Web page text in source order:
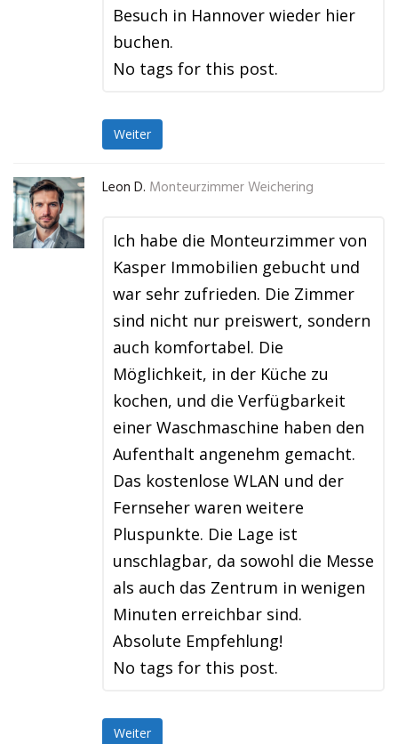
Besuch in Hannover wieder hier
buchen.
No tags for this post.
Weiter
Leon D. Monteurzimmer Weichering
Ich habe die Monteurzimmer von
Kasper Immobilien gebucht und
war sehr zufrieden. Die Zimmer
sind nicht nur preiswert, sondern
auch komfortabel. Die
Möglichkeit, in der Küche zu
kochen, und die Verfügbarkeit
einer Waschmaschine haben den
Aufenthalt angenehm gemacht.
Das kostenlose WLAN und der
Fernseher waren weitere
Pluspunkte. Die Lage ist
unschlagbar, da sowohl die Messe
als auch das Zentrum in wenigen
Minuten erreichbar sind.
Absolute Empfehlung!
No tags for this post.
Weiter